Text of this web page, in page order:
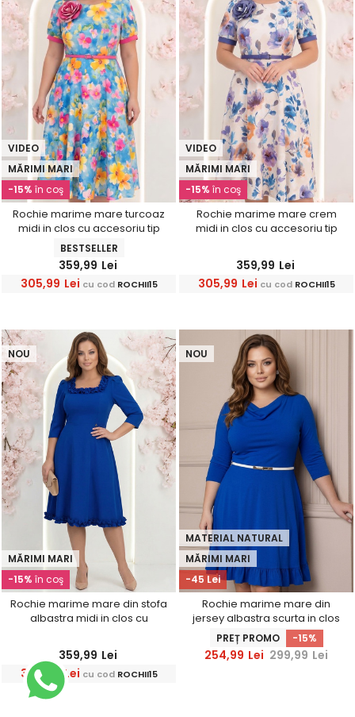
-15% în coş
VIDEO
MĂRIMI MARI
Rochie marime mare turcoaz
midi in clos cu accesoriu tip
curea si brosa florala -
StarShinerS
BESTSELLER
359,99 Lei
305,99 Lei cu cod ROCHII15
-15% în coş
VIDEO
MĂRIMI MARI
Rochie marime mare crem
midi in clos cu accesoriu tip
StarShinerS
359,99 Lei
305,99 Lei cu cod ROCHII15
-15% în coş
MĂRIMI MARI
NOU
Rochie marime mare din stofa
albastra midi in clos cu
359,99 Lei
305,99 Lei cu cod ROCHII15
-45 Lei
MATERIAL NATURAL
MĂRIMI MARI
NOU
Rochie marime mare din
jersey albastra scurta in clos
cu accesoriu tip curea -
StarShinerS
PREȚ PROMO -15%
254,99 Lei 299,99 Lei